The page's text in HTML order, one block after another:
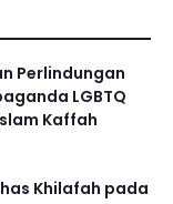
Perlindungan
LGBTQ
Kaffah
Khilafah pada